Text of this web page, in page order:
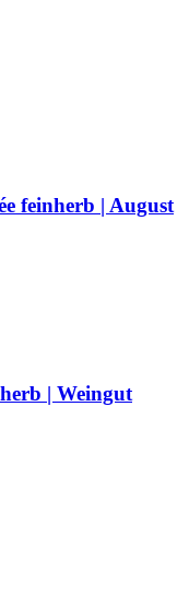
feinherb | August
| Weingut